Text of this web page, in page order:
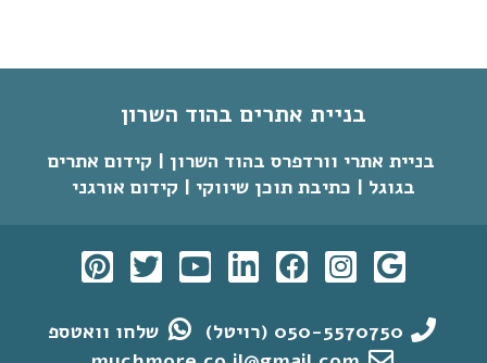
בניית אתרים בהוד השרון
בניית אתרי וורדפרס בהוד השרון | קידום אתרים
בגוגל | כתיבת תוכן שיווקי | קידום אורגני
050-5570750 (רויטל)
שלחו וואטספ